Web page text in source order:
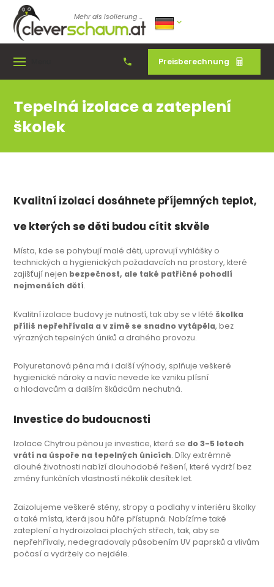
Mehr als Isolierung ...
Preisberechnung
Tepelná izolace a zateplení
školek
Kvalitní izolací dosáhnete příjemných teplot,
ve kterých se děti budou cítit skvěle
Místa, kde se pohybují malé děti, upravují vyhlášky o
technických a hygienických požadavcích na prostory, které
zajišťují nejen bezpečnost, ale také patřičné pohodlí
nejmenších dětí.
Kvalitní izolace budovy je nutností, tak aby se v létě školka
příliš nepřehřívala a v zimě se snadno vytápěla, bez
výrazných tepelných úniků a drahého provozu.
Polyuretanová pěna má i další výhody, splňuje veškeré
hygienické nároky a navíc nevede ke vzniku plísní
a hlodavcům a dalším škůdcům nechutná.
Investice do budoucnosti
Izolace Chytrou pěnou je investice, která se do 3-5 letech
vrátí na úspoře na tepelných únicích. Díky extrémně
dlouhé životnosti nabízí dlouhodobé řešení, které vydrží bez
změny funkčních vlastností několik desítek let.
Zaizolujeme veškeré stěny, stropy a podlahy v interiéru školky
a také místa, která jsou hůře přístupná. Nabízíme také
zateplení a hydroizolaci plochých střech, tak, aby se
nepřehřívaly, nedegradovaly působením UV paprsků a vlivům
počasí a vydržely co nejdéle.